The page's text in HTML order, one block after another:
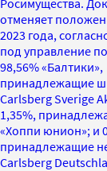
отменяет
2023 года,
под управление
98,56% «Балтики»,
принадлежащие
Carlsberg Sverige
1,35%,
«Хоппи юнион»; и
принадлежащие
Carlsberg